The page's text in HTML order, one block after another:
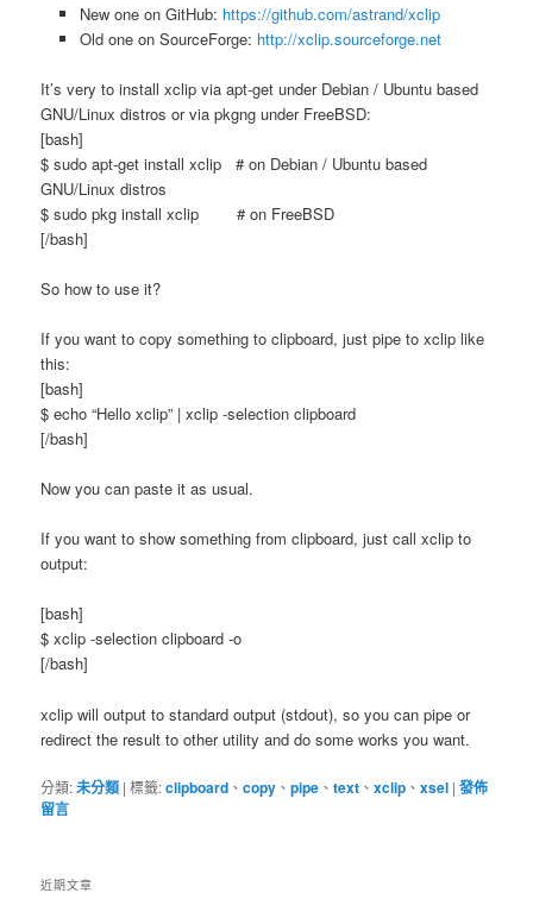
New one on GitHub: https://github.com/astrand/xclip
Old one on SourceForge: http://xclip.sourceforge.net
It’s very to install xclip via apt-get under Debian / Ubuntu based
GNU/Linux distros or via pkgng under FreeBSD:
[bash]
$ sudo apt-get install xclip # on Debian / Ubuntu based
GNU/Linux distros
$ sudo pkg install xclip # on FreeBSD
[/bash]
So how to use it?
If you want to copy something to clipboard, just pipe to xclip like
this:
[bash]
$ echo “Hello xclip” | xclip -selection clipboard
[/bash]
Now you can paste it as usual.
If you want to show something from clipboard, just call xclip to
output:
[bash]
$ xclip -selection clipboard -o
[/bash]
xclip will output to standard output (stdout), so you can pipe or
redirect the result to other utility and do some works you want.
分類:未分類 |標籤:clipboard 、copy 、pipe 、text 、xclip 、xsel |發佈
留言
近期文章